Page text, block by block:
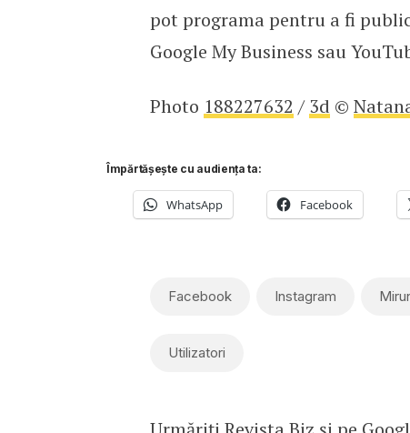
pot programa pentru a fi
Google My Business sau
Photo 188227632 /3d ©
Împărtășește cu audiența ta:
WhatsApp Facebook
Facebook Instagram
Utilizatori